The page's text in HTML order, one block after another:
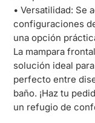
• Versatilidad: Se
configuraciones
una opción
La mampara
solución ideal
perfecto entre
baño. ¡Haz tu
un refugio de